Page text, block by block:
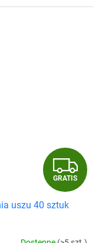
G
R
GRATIS
uszu 40 sztuk